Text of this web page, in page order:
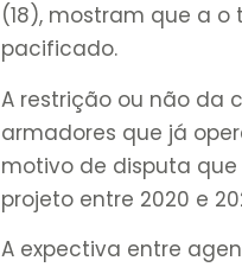
(18), mostram que a
pacificado.
A restrição ou não da
armadores que já
motivo de disputa
projeto entre 2020 e
A expectiva entre